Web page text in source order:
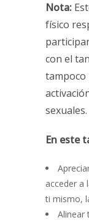
Nota:
físico
con el
tampoco
sexuales.
En este
acceder a
ti mismo,
Alinear